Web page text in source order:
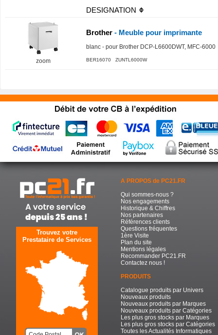
DESIGNATION
zoom
Brother - Meuble pour imprimante
blanc - pour Brother DCP-L6600DWT, MFC-6000
BER16070 ZUNTL6000W
Trouvez votre
Prestataire de Services
A PROPOS de PC21.FR
Qui sommes-nous ?
Nos engagements
Historique & Chiffres
Nos partenaires
Références clients
Questions fréquentes
1ère Visite
Plan du site
Mentions légales
Recommander PC21.FR
Contactez nous !
PRODUITS
Catalogue produits par Univers
Nouveaux produits
Nouveaux produits par Marques
Nouveaux produits par Catégories
Les plus gros stocks par Marques
Les plus gros stocks par Catégories
Toutes les Actualités Informatiques